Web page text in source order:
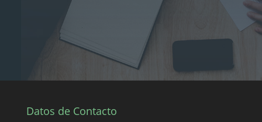
Datos de Contacto